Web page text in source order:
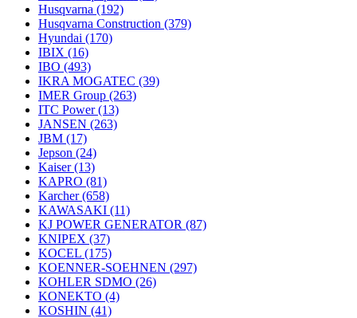
Husqvarna (192)
Husqvarna Construction (379)
Hyundai (170)
IBIX (16)
IBO (493)
IKRA MOGATEC (39)
IMER Group (263)
ITC Power(13)
JANSEN (263)
JBM (17)
Jepson (24)
Kaiser(13)
KAPRO (81)
Karcher(658)
KAWASAKI (11)
KJ POWER GENERATOR (87)
KNIPEX (37)
KOCEL (175)
KOENNER-SOEHNEN (297)
KOHLER SDMO (26)
KONEKTO (4)
KOSHIN (41)